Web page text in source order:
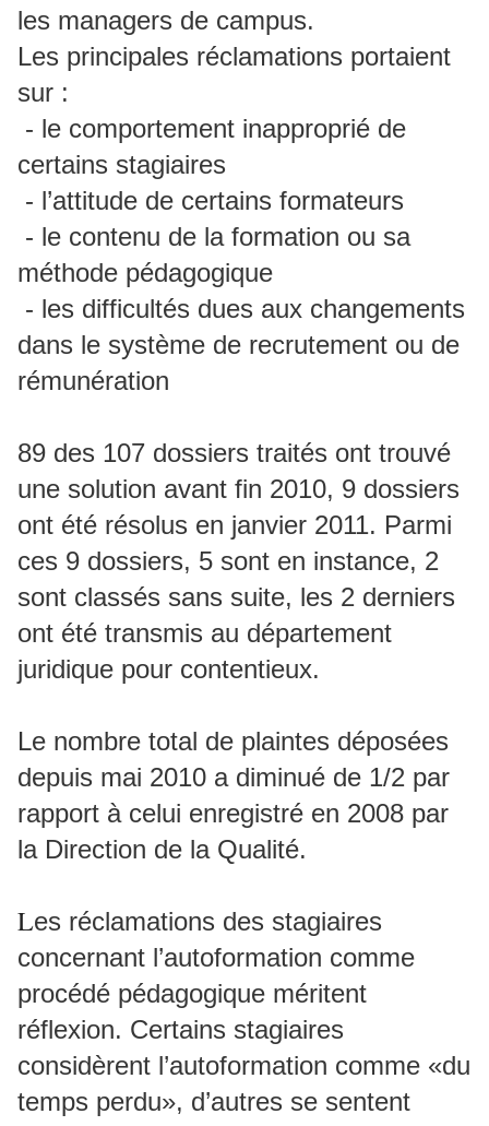
les managers de campus.
Les principales réclamations portaient
sur :
- le comportement inapproprié de
certains stagiaires
- l’attitude de certains formateurs
- le contenu de la formation ou sa
méthode pédagogique
- les difficultés dues aux changements
dans le système de recrutement ou de
rémunération
89 des 107 dossiers traités ont trouvé
une solution avant fin 2010, 9 dossiers
ont été résolus en janvier 2011. Parmi
ces 9 dossiers, 5 sont en instance, 2
sont classés sans suite, les 2 derniers
ont été transmis au département
juridique pour contentieux.
Le nombre total de plaintes déposées
depuis mai 2010 a diminué de 1/2 par
rapport à celui enregistré en 2008 par
la Direction de la Qualité.
Les réclamations des stagiaires
concernant l’autoformation comme
procédé pédagogique méritent
réflexion. Certains stagiaires
considèrent l’autoformation comme «du
temps perdu», d’autres se sentent